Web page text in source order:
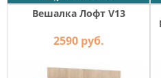
Вешалка Лофт V13
2590 руб.